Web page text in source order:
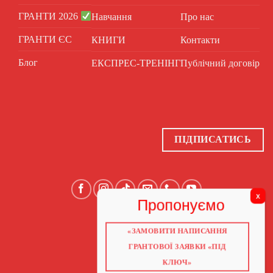
ГРАНТИ 2026
ГРАНТИ ЄС
Блог
Навчання
КНИГИ
ЕКСПРЕС-ТРЕНІНГ
Про нас
Контакти
Публічний договір
ПІДПИСАТИСЬ
ГОЛОВНА
ГРАНТИ 2026
«ЗАМОВИТИ НАПИСАННЯ
ГРАНТОВОЇ ЗАЯВКИ «ПІД
КЛЮЧ»